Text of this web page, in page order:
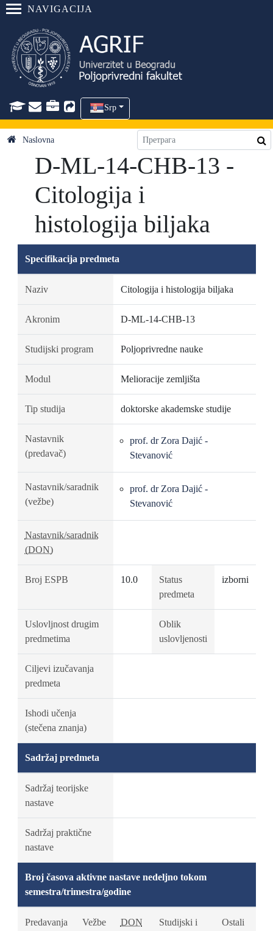
NAVIGACIJA
Srp
Naslovna
D-ML-14-CHB-13 -
Citologija i
histologija biljaka
Specifikacija predmeta
Naziv Citologija i histologija biljaka
Akronim D-ML-14-CHB-13
Studijski program Poljoprivredne nauke
Modul Melioracije zemljišta
Tip studija doktorske akademske studije
Nastavnik
(predavač)
prof. dr Zora Dajić -
Stevanović
Nastavnik/saradnik
(vežbe)
prof. dr Zora Dajić -
Stevanović
Nastavnik/saradnik
(DON)
Broj ESPB 10.0
Status
predmeta
izborni
Uslovljnost drugim
predmetima
Oblik
uslovljenosti
Ciljevi izučavanja
predmeta
Ishodi učenja
(stečena znanja)
Sadržaj predmeta
Sadržaj teorijske
nastave
Sadržaj praktične
nastave
Broj časova aktivne nastave nedeljno tokom
semestra/trimestra/godine
Predavanja Vežbe DON
Studijski i
Ostali